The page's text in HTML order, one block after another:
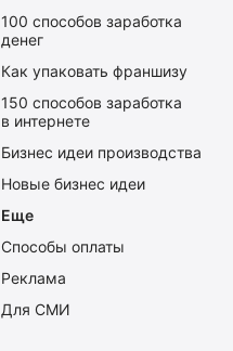
100 способов заработка
денег
Как упаковать франшизу
150 способов заработка
в интернете
Бизнес идеи производства
Новые бизнес идеи
Еще
Способы оплаты
Реклама
Для СМИ